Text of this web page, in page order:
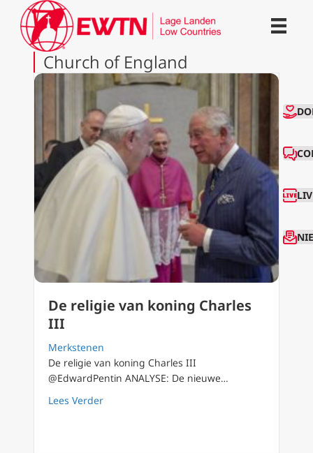
Church of England
De religie van koning Charles
III
Merkstenen
De religie van koning Charles III
@EdwardPentin ANALYSE: De nieuwe…
Lees Verderabout De religie van koning Charles III